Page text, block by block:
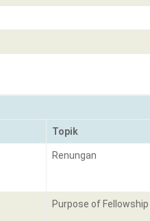
Topik
Renungan
Purpose of Fellowship